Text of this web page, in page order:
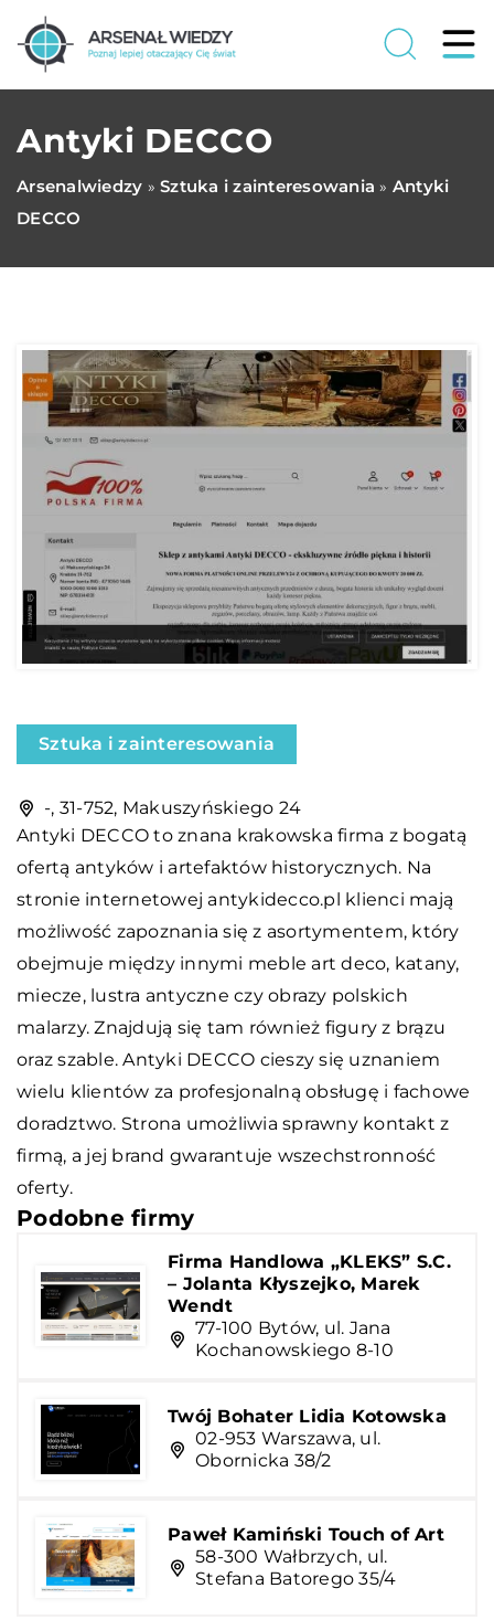
Antyki DECCO
Arsenalwiedzy » Sztuka i zainteresowania » Antyki
DECCO
Sztuka i zainteresowania
-, 31-752, Makuszyńskiego 24
Antyki DECCO to znana krakowska firma z bogatą
ofertą antyków i artefaktów historycznych. Na
stronie internetowej antykidecco.pl klienci mają
możliwość zapoznania się z asortymentem, który
obejmuje między innymi meble art deco, katany,
miecze, lustra antyczne czy obrazy polskich
malarzy. Znajdują się tam również figury z brązu
oraz szable. Antyki DECCO cieszy się uznaniem
wielu klientów za profesjonalną obsługę i fachowe
doradztwo. Strona umożliwia sprawny kontakt z
firmą, a jej brand gwarantuje wszechstronność
oferty.
Podobne firmy
Firma Handlowa „KLEKS” S.C.
– Jolanta Kłyszejko, Marek
Wendt
77-100 Bytów, ul. Jana
Kochanowskiego 8-10
Twój Bohater Lidia Kotowska
02-953 Warszawa, ul.
Obornicka 38/2
Paweł Kamiński Touch of Art
58-300 Wałbrzych, ul.
Stefana Batorego 35/4